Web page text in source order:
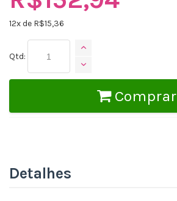
12x de R$15,36
Qtd:
Comprar
Detalhes